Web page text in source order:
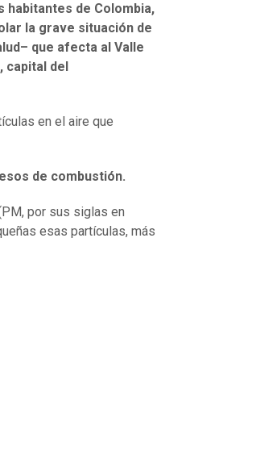
habitantes de Colombia,
la grave situación de
que afecta al Valle
del
en el aire que
de combustión.
por sus siglas en
esas partículas, más